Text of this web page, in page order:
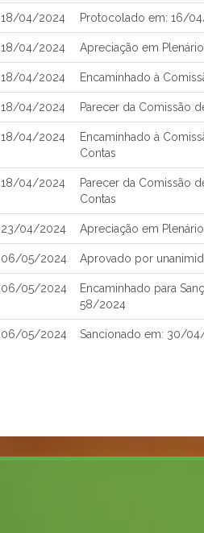
18/04/2024 Protocolado em: 16/
18/04/2024 Apreciação em
18/04/2024 Encaminhado à
18/04/2024 Parecer da Comissão
18/04/2024
Encaminhado à
Contas
18/04/2024
Parecer da Comissão
Contas
23/04/2024 Apreciação em
06/05/2024 Aprovado por
06/05/2024
Encaminhado para
58/2024
06/05/2024 Sancionado em: 30/